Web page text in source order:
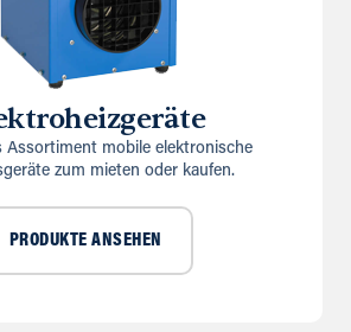
Assortiment mobile elektronische
zum mieten oder kaufen.
PRODUKTE ANSEHEN